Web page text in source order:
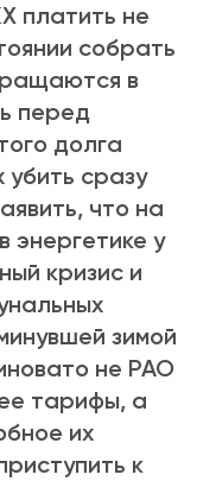
платить не
собрать
в
перед
долга
сразу
что на
энергетике у
кризис и
зимой
не РАО
тарифы, а
их
к